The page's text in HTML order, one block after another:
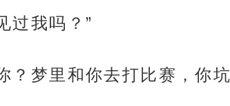
过我吗？”
？梦里和你去打比赛，你